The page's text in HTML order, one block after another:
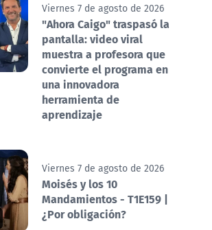
Viernes 7 de agosto de 2026
"Ahora Caigo" traspasó la
pantalla: video viral
muestra a profesora que
convierte el programa en
una innovadora
herramienta de
aprendizaje
Viernes 7 de agosto de 2026
Moisés y los 10
Mandamientos - T1E159 |
¿Por obligación?